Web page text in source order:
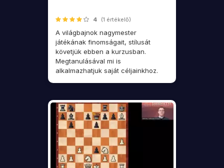
4 (1 értékelő)
A világbajnok nagymester
játékának finomságait, stílusát
követjük ebben a kurzusban.
Megtanulásával mi is
alkalmazhatjuk saját céljainkhoz.